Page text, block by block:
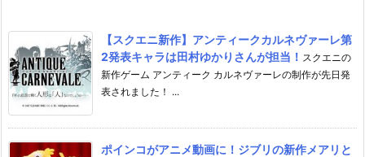
【スクエニ新作】アンティークカルネヴァーレ第
2発表キャラは田村ゆかりさんが担当！ スクエニの
新作ゲーム アンティーク カルネヴァーレの制作が先日発
表されました！ ...
ポインコがアニメ動画に！ジブリの新作メアリと